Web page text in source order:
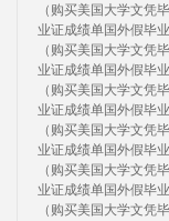
（购买美国大学文凭
业证成绩单国外假毕
（购买美国大学文凭
业证成绩单国外假毕
（购买美国大学文凭
业证成绩单国外假毕
（购买美国大学文凭
业证成绩单国外假毕
（购买美国大学文凭
业证成绩单国外假毕
（购买美国大学文凭